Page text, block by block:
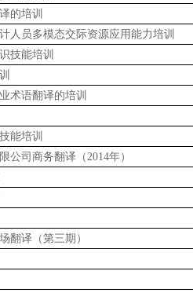
的培训
人员多模态交际资源应用能力培训
技能培训
术语翻译的培训
能培训
公司商务翻译（2014年）
翻译（第三期）